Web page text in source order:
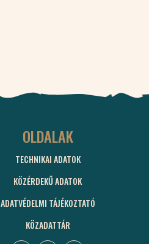
OLDALAK
TECHNIKAI ADATOK
KÖZÉRDEKŰ ADATOK
ADATVÉDELMI TÁJÉKOZTATÓ
KÖZADATTÁR